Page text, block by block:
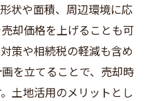
状や面積、周辺環境に応
却価格を上げることも可
策や相続税の軽減も含め
を立てることで、売却時
土地活用のメリットとし